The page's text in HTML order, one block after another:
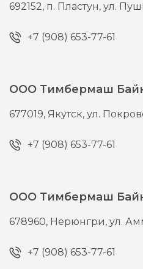
692152, п. Пластун,ул.
+7 (908) 653-77-61
ООО Тимбермаш
677019, Якутск,ул.
+7 (908) 653-77-61
ООО Тимбермаш
678960, Нерюнгри,ул.
+7 (908) 653-77-61